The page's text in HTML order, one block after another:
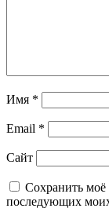
Имя *
Email *
Сайт
Сохранить моё
последующих